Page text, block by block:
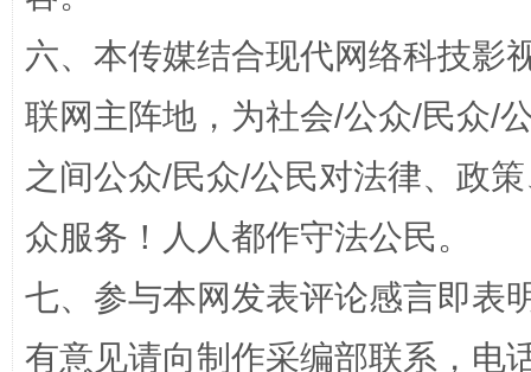
网上购药对药下症？
六、本传媒结合现代网络科技影
联网主阵地，为社会/公众/民众/
之间公众/民众/公民对法律、政
众服务！人人都作守法公民。
七、参与本网发表评论感言即表
有意见请向制作采编部联系，电